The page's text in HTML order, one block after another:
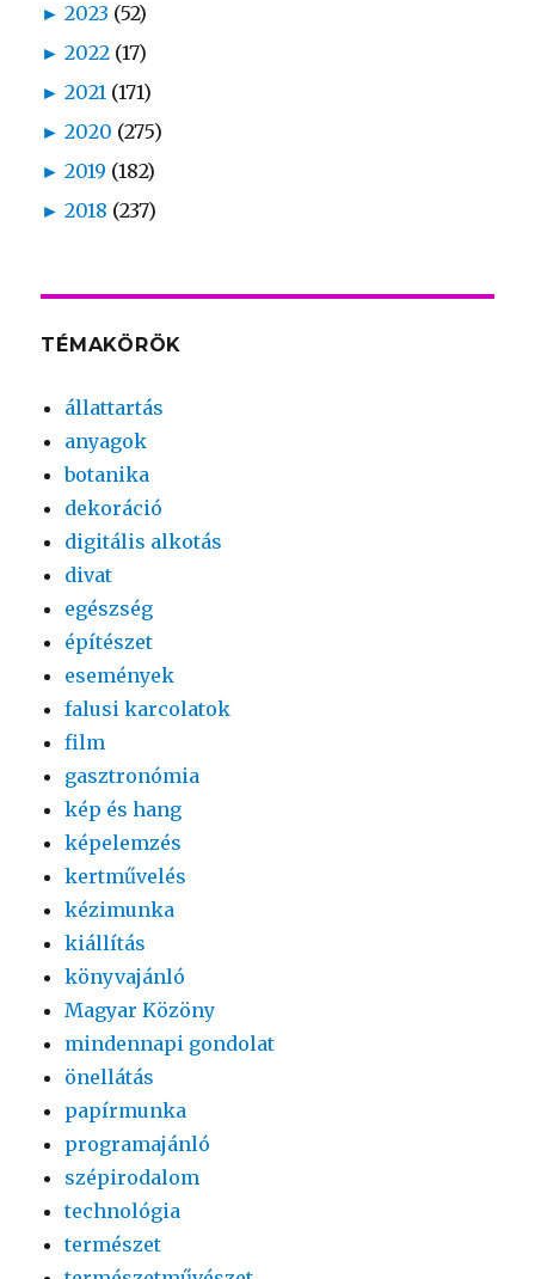
► 2023 (52)
► 2022 (17)
► 2021 (171)
► 2020 (275)
► 2019 (182)
► 2018 (237)
TÉMAKÖRÖK
állattartás
anyagok
botanika
dekoráció
digitális alkotás
divat
egészség
építészet
események
falusi karcolatok
film
gasztronómia
kép és hang
képelemzés
kertművelés
kézimunka
kiállítás
könyvajánló
Magyar Közöny
mindennapi gondolat
önellátás
papírmunka
programajánló
szépirodalom
technológia
természet